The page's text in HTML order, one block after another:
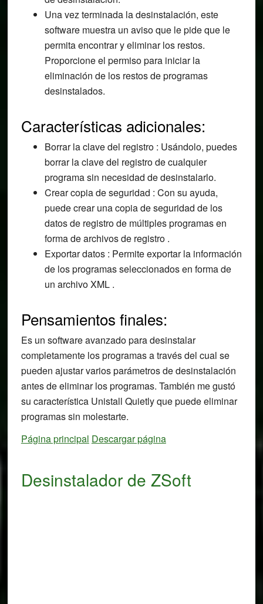
Una vez terminada la desinstalación, este
software muestra un aviso que le pide que le
permita encontrar y eliminar los restos.
Proporcione el permiso para iniciar la
eliminación de los restos de programas
desinstalados.
Características adicionales:
Borrar la clave del registro : Usándolo, puedes
borrar la clave del registro de cualquier
programa sin necesidad de desinstalarlo.
Crear copia de seguridad : Con su ayuda,
puede crear una copia de seguridad de los
datos de registro de múltiples programas en
forma de archivos de registro .
Exportar datos : Permite exportar la información
de los programas seleccionados en forma de
un archivo XML .
Pensamientos finales:
Es un software avanzado para desinstalar
completamente los programas a través del cual se
pueden ajustar varios parámetros de desinstalación
antes de eliminar los programas. También me gustó
su característica Unistall Quietly que puede eliminar
programas sin molestarte.
Página principal Descargar página
Desinstalador de ZSoft